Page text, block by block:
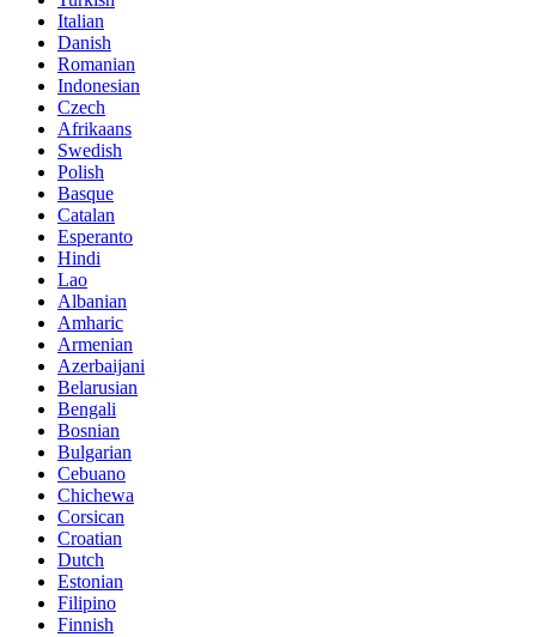
Italian
Danish
Romanian
Indonesian
Czech
Afrikaans
Swedish
Polish
Basque
Catalan
Esperanto
Hindi
Lao
Albanian
Amharic
Armenian
Azerbaijani
Belarusian
Bengali
Bosnian
Bulgarian
Cebuano
Chichewa
Corsican
Croatian
Dutch
Estonian
Filipino
Finnish